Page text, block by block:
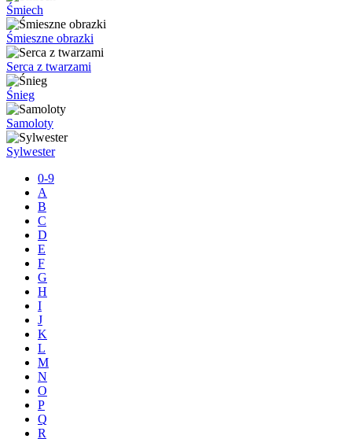
Śmiech
Śmieszne obrazki
Serca z twarzami
Śnieg
Samoloty
Sylwester
0-9
A
B
C
D
E
F
G
H
I
J
K
L
M
N
O
P
Q
R